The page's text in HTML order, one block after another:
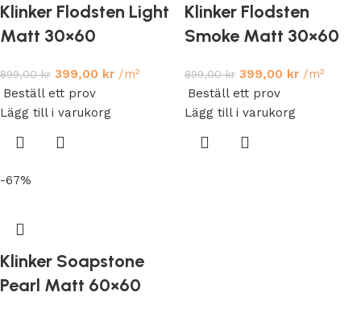
Klinker Flodsten Light
Matt 30×60
899,00kr 399,00 kr /m²
Beställ ett prov
Lägg till i varukorg
Klinker Flodsten
Smoke Matt 30×60
899,00kr 399,00 kr /m²
Beställ ett prov
Lägg till i varukorg
-67%
Klinker Soapstone
Pearl Matt 60×60